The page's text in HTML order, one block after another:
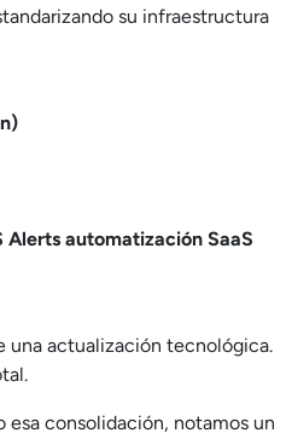
su infraestructura
Alerts automatización SaaS
una actualización tecnológica.
esa consolidación, notamos un